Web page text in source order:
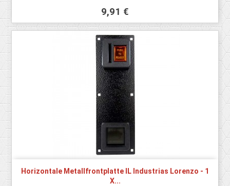
9,91 €
Horizontale Metallfrontplatte IL Industrias Lorenzo - 1
X...